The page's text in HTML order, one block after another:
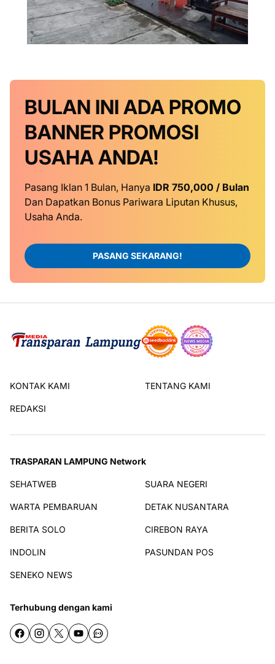
BULAN INI ADA PROMO
BANNER PROMOSI
USAHA ANDA!
Pasang Iklan 1 Bulan, Hanya IDR 750,000 / Bulan
Dan Dapatkan Bonus Pariwara Liputan Khusus,
Usaha Anda.
PASANG SEKARANG!
KONTAK KAMI TENTANG KAMI
REDAKSI
TRASPARAN LAMPUNG Network
SEHATWEB SUARA NEGERI
WARTA PEMBARUAN DETAK NUSANTARA
BERITA SOLO CIREBON RAYA
INDOLIN PASUNDAN POS
SENEKO NEWS
Terhubung dengan kami